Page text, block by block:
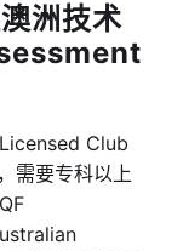
洲技术
Club
需要专科以上